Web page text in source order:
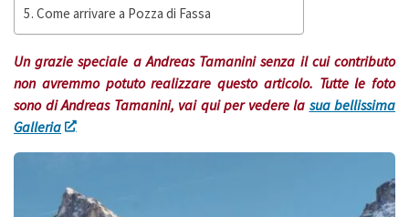
Come arrivare a Pozza di Fassa
Un grazie speciale a Andreas Tamanini senza il cui contributo
non avremmo potuto realizzare questo articolo. Tutte le foto
sono di Andreas Tamanini, vai qui per vedere la sua bellissima
Galleria